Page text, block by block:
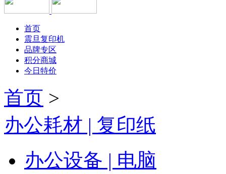
首页
震旦复印机
品牌专区
积分商城
今日特价
首页 >
办公耗材 | 复印纸
办公设备 | 电脑